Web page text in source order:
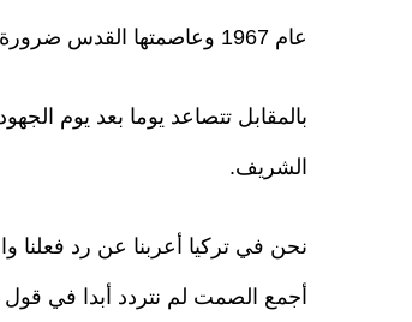
عام 1967 وعاصمتها القدس ضرورة لا يمكن تأجيلها بعد الآن.
بالمقابل تتصاعد يوما بعد يوم
الشريف.
نحن في تركيا أعربنا عن رد فعلنا
أجمع الصمت لم نتردد أبدا في